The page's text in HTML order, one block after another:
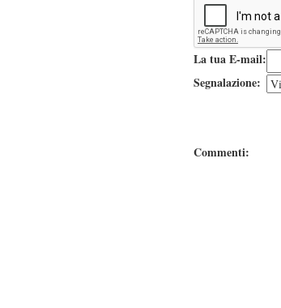
La tua E-mail:
Segnalazione:
Commenti: